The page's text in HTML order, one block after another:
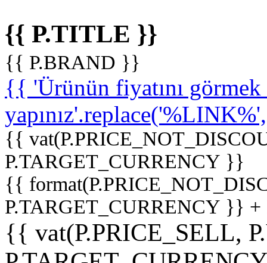
{{ P.TITLE }}
{{ P.BRAND }}
{{ 'Ürünün fiyatını
{{
P.TARGET_CURRENCY }}
{{
P.TARGET_CURRENCY }}
{{ vat(P.PRICE_SELL,